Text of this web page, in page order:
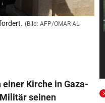
(Bild: AFP/OMAR AL-
einer Kirche in Gaza-
seinen